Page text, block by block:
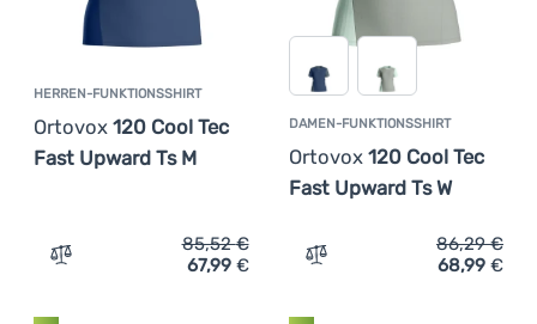
HERREN-FUNKTIONSSHIRT
Ortovox 120 Cool Tec
Fast Upward Ts M
Zum Vergleich 'Herren-Funktionsshirt Ortovox 120 Cool
85,52€
67,99 €
DAMEN-FUNKTIONSSHIRT
Ortovox 120 Cool Tec
Fast Upward Ts W
Zum Vergleich 'Damen-
86,29€
68,99 €